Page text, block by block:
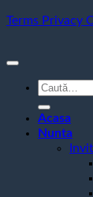
Terms Privacy
Caută
după:
Acasa
Nunta